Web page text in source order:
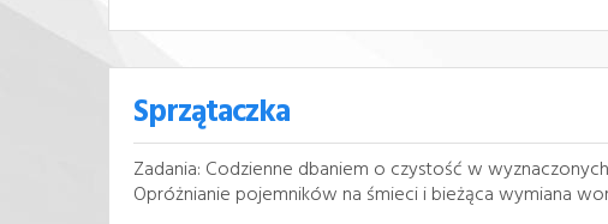
Sprzątaczka
Zadania: Codzienne dbaniem o czystość w
Opróżnianie pojemników na śmieci i bieżąca wymiana